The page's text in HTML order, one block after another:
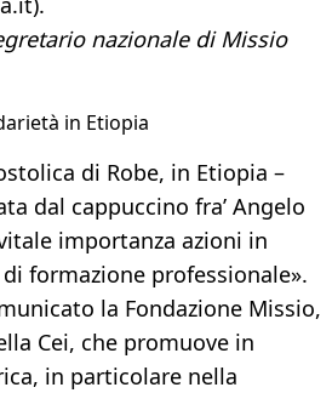
nazionale di Missio
in Etiopia​
di Robe, in Etiopia –
dal cappuccino fra’ Angelo
importanza azioni in
formazione professionale».
la Fondazione Missio,
Cei, che promuove in
in particolare nella